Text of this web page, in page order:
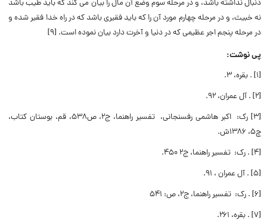
دنبال نداشته باشد، و در مرحله سوم وضع آن مال را بيان مى‏ كند كه بايد طيب باشد
نه خبيث، و در مرحله چهارم مورد آن را كه بايد فقيرى باشد كه در راه خدا فقير شده و
در مرحله پنجم اجر عظيمى كه در دنيا و آخرت دارد بيان نموده است. [9]
پی نوشت:
[1] . بقره، 3.
[2] . آل عمران، 92.
[3] رک: اکبر هاشمی رفسنجانی، تفسیر راهنما، ج2، ص538، قم، بوستان کتاب،
چ5، 1386ش.
[4] . رک: تفسیر راهنما، ج2 450.
[5] . آل عمران ، 91.
[6] . رک: تفسير راهنما، ج‏2، ص: 541
[7] . بقره، 261.